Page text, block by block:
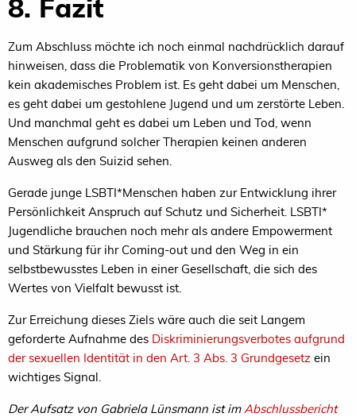
8. Fazit
Zum Abschluss möchte ich noch einmal nachdrücklich darauf
hinweisen, dass die Problematik von Konversionstherapien
kein akademisches Problem ist. Es geht dabei um Menschen,
es geht dabei um gestohlene Jugend und um zerstörte Leben.
Und manchmal geht es dabei um Leben und Tod, wenn
Menschen aufgrund solcher Therapien keinen anderen
Ausweg als den Suizid sehen.
Gerade junge LSBTI*Menschen haben zur Entwicklung ihrer
Persönlichkeit Anspruch auf Schutz und Sicherheit. LSBTI*
Jugendliche brauchen noch mehr als andere Empowerment
und Stärkung für ihr Coming-out und den Weg in ein
selbstbewusstes Leben in einer Gesellschaft, die sich des
Wertes von Vielfalt bewusst ist.
Zur Erreichung dieses Ziels wäre auch die seit Langem
geforderte Aufnahme des Diskriminierungsverbotes aufgrund
der sexuellen Identität in den Art. 3 Abs. 3 Grundgesetz ein
wichtiges Signal.
Der Aufsatz von Gabriela Lünsmann ist im Abschlussbericht